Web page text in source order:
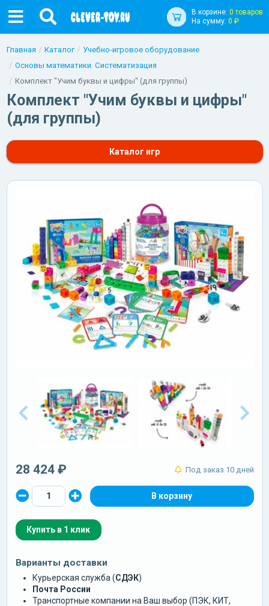
В корзине: 0 товаров
На сумму: 0 ₽
Главная Каталог
Учебно-игровое оборудование
Основы математики. Систематизация
Комплект "Учим буквы и цифры" (для группы)
Комплект "Учим буквы и цифры"
(для группы)
Каталог игр
28 424 ₽ Под заказ 10 дней
Купить в 1 клик
Варианты доставки
Курьерская служба (СДЭК)
Почта России
Транспортные компании на Ваш выбор (ПЭК, КИТ,